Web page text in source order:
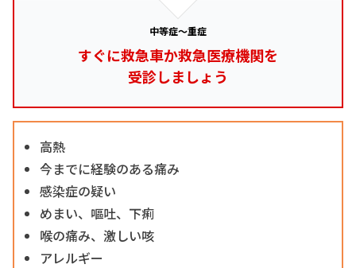
中等症～重症
すぐに救急車か救急医療機関を
受診しましょう
高熱
今までに経験のある痛み
感染症の疑い
めまい、嘔吐、下痢
喉の痛み、激しい咳
アレルギー